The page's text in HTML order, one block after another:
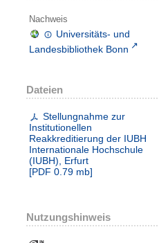
Nachweis
Universitäts- und
Landesbibliothek Bonn
Dateien
Stellungnahme zur
Institutionellen
Reakkreditierung der IUBH
Internationale Hochschule
(IUBH), Erfurt
[PDF 0.79 mb]
Nutzungshinweis